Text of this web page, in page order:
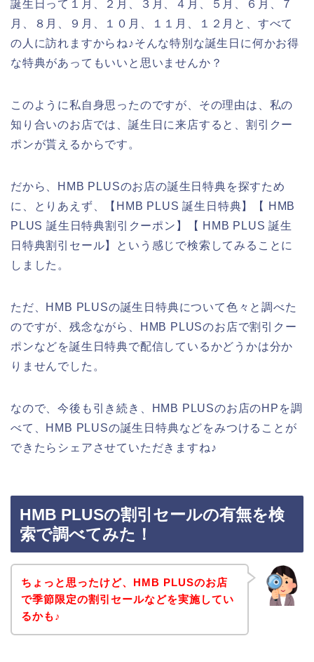
誕生日って１月、２月、３月、４月、５月、６月、７
月、８月、９月、１０月、１１月、１２月と、すべて
の人に訪れますからね♪そんな特別な誕生日に何かお得
な特典があってもいいと思いませんか？
このように私自身思ったのですが、その理由は、私の
知り合いのお店では、誕生日に来店すると、割引クー
ポンが貰えるからです。
だから、HMB PLUSのお店の誕生日特典を探すため
に、とりあえず、【HMB PLUS 誕生日特典】【 HMB
PLUS 誕生日特典割引クーポン】【 HMB PLUS 誕生
日特典割引セール】という感じで検索してみることに
しました。
ただ、HMB PLUSの誕生日特典について色々と調べた
のですが、残念ながら、HMB PLUSのお店で割引クー
ポンなどを誕生日特典で配信しているかどうかは分か
りませんでした。
なので、今後も引き続き、HMB PLUSのお店のHPを調
べて、HMB PLUSの誕生日特典などをみつけることが
できたらシェアさせていただきますね♪
HMB PLUSの割引セールの有無を検
索で調べてみた！
ちょっと思ったけど、HMB PLUSのお店
で季節限定の割引セールなどを実施してい
るかも♪